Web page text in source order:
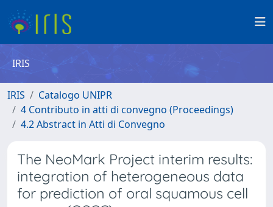
IRIS
IRIS
Catalogo UNIPR
4 Contributo in atti di convegno (Proceedings)
4.2 Abstract in Atti di Convegno
The NeoMark Project interim results:
integration of heterogeneous data
for prediction of oral squamous cell